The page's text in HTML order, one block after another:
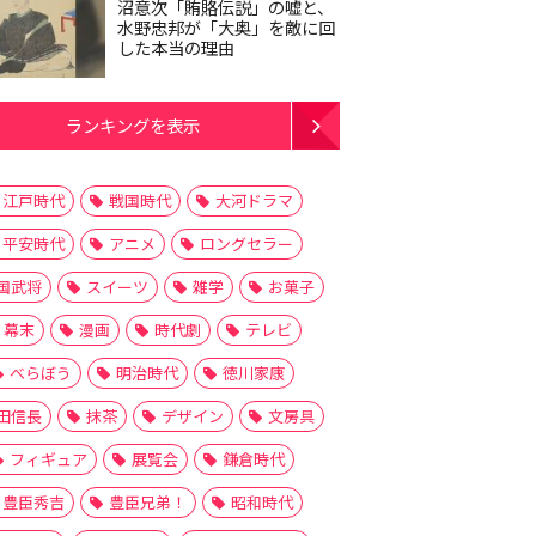
沼意次「賄賂伝説」の嘘と、
水野忠邦が「大奥」を敵に回
した本当の理由
ランキングを表示
江戸時代 戦国時代
大河ドラマ
平安時代
アニメ
ロングセラー
武将
スイーツ 雑学
お菓子
幕末
漫画 時代劇
テレビ
べらぼう
明治時代
徳川家康
信長
抹茶 デザイン
文房具
フィギュア
展覧会
鎌倉時代
豊臣秀吉
豊臣兄弟！
昭和時代